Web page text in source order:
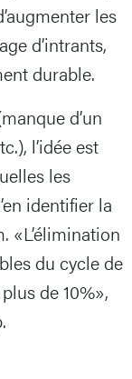
les
d’intrants,
durable.
d’un
l’idée est
les
identifier la
«L’élimination
du cycle de
de 10%»,